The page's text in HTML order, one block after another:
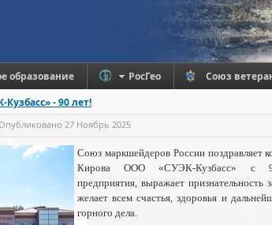
образование РосГео
Союз
- 90 лет!
27 Ноябрь 2025
Союз маркшейдеров России поздравляет
Кирова ООО «СУЭК-Кузбасс» с 90-
предприятия, выражает
желает всем счастья, здоровья и
горного дела.